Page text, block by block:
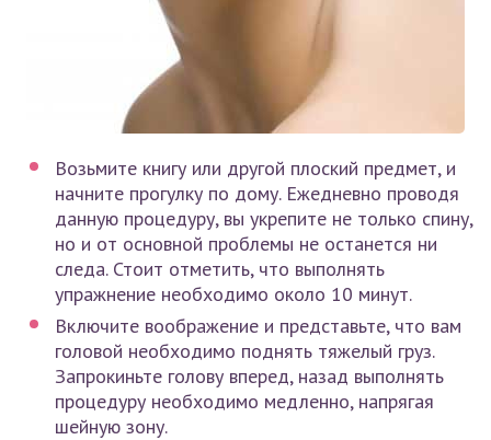
Возьмите книгу или другой плоский предмет, и
начните прогулку по дому. Ежедневно проводя
данную процедуру, вы укрепите не только спину,
но и от основной проблемы не останется ни
следа. Стоит отметить, что выполнять
упражнение необходимо около 10 минут.
Включите воображение и представьте, что вам
головой необходимо поднять тяжелый груз.
Запрокиньте голову вперед, назад выполнять
процедуру необходимо медленно, напрягая
шейную зону.